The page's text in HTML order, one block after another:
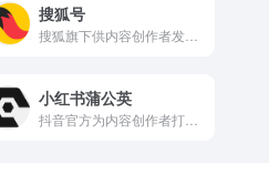
搜狐号
小红书蒲公英